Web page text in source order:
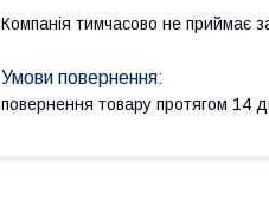
Компанія тимчасово не приймає
повернення товару протягом 14